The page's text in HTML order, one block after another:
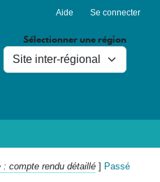
Aller au contenu principal
Aide Se connecter
Sélectionner une région
: compte rendu détaillé ] Passé